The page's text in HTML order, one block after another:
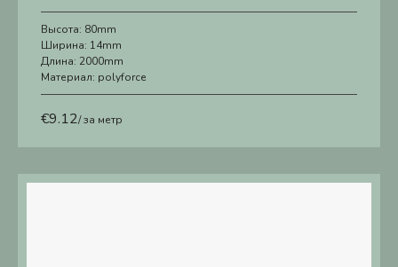
Высота: 80mm
Ширина: 14mm
Длина: 2000mm
Материал: polyforce
€9.12/ за метр